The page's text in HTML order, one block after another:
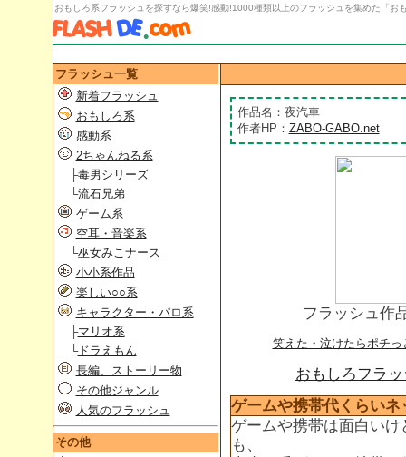
おもしろ系フラッシュを探すなら爆笑!感動!1000種類以上のフラッシュを集めた「お
作品名：夜汽車
作者HP： ZABO-GABO.net
フラッシュ作
笑えた・泣けたらポチっ
おもしろフラ
ゲームや携帯代くらいネ
ゲームや携帯は面白い
も、
フラッシュ一覧
新着フラッシュ
おもしろ系
感動系
2ちゃんねる系
├毒男シリーズ
└流石兄弟
ゲーム系
空耳・音楽系
└巫女みこナース
小小系作品
楽しい○○系
キャラクター・パロ系
├マリオ系
└ドラえもん
長編、ストーリー物
その他ジャンル
人気のフラッシュ
その他